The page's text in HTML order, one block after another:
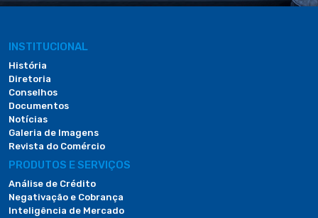
INSTITUCIONAL
História
Diretoria
Conselhos
Documentos
Notícias
Galeria de Imagens
Revista do Comércio
PRODUTOS E SERVIÇOS
Análise de Crédito
Negativação e Cobrança
Inteligência de Mercado